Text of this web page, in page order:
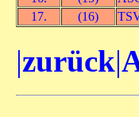
17.
(16)
|zurück|